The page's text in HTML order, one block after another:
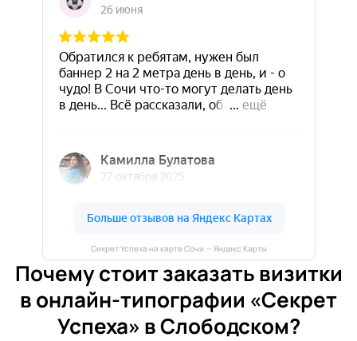
Секрет Успеха на карте Сочи — Яндекс Карты
Почему стоит заказать визитки
в онлайн-типографии «Секрет
Успеха» в Слободском?